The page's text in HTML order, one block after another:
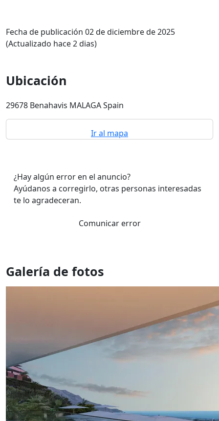
Fecha de publicación 02 de diciembre de 2025
(Actualizado hace 2 dias)
Ubicación
29678 Benahavis MALAGA Spain
Ir al mapa
¿Hay algún error en el anuncio?
Ayúdanos a corregirlo, otras personas interesadas
te lo agradeceran.
Comunicar error
Galería de fotos